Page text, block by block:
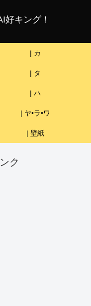
好キング！
| カ
| タ
| ハ
| ヤ•ラ•ワ
| 壁紙
ク